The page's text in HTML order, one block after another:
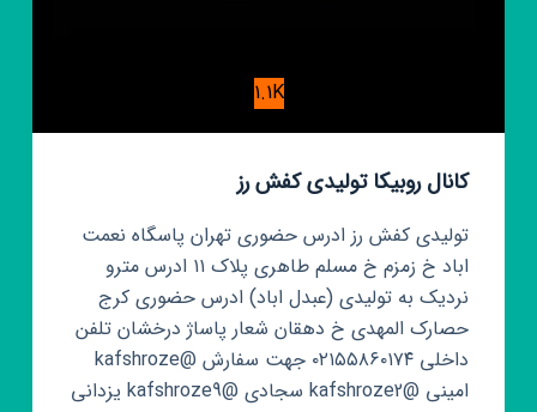
1.1K
کانال روبیکا تولیدی کفش رز
تولیدی کفش رز ادرس حضوری تهران پاسگاه نعمت
اباد خ زمزم خ مسلم طاهری پلاک ۱۱ ادرس مترو
نردیک به تولیدی (عبدل اباد) ادرس حضوری کرج
حصارک المهدی خ دهقان شعار پاساژ درخشان تلفن
داخلی ۰۲۱۵۵۸۶۰۱۷۴ جهت سفارش @kafshroze
امینی @kafshroze2 سجادی @kafshroze9 یزدانی